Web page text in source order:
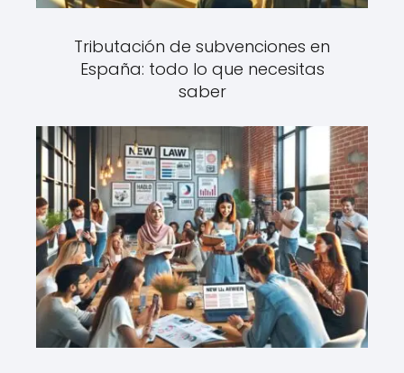
Tributación de subvenciones en
España: todo lo que necesitas
saber